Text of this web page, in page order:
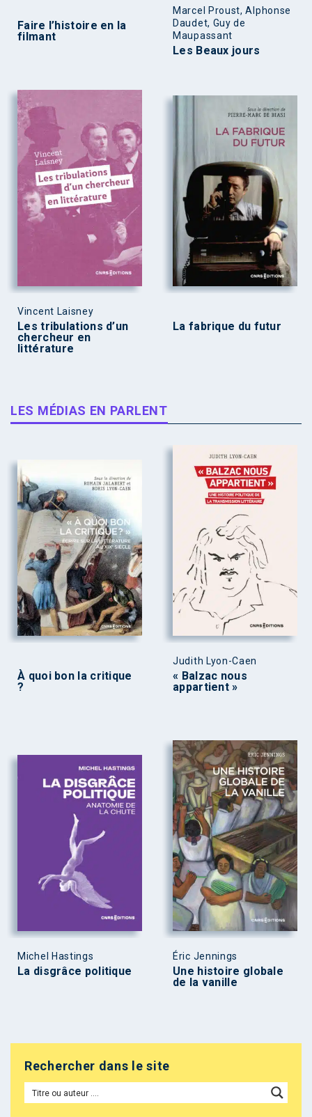
Faire l’histoire en la
filmant
Marcel Proust, Alphonse
Daudet, Guy de
Maupassant
Les Beaux jours
Vincent Laisney
Les tribulations d’un
chercheur en
littérature
La fabrique du futur
LES MÉDIAS EN PARLENT
À quoi bon la critique
?
Judith Lyon-Caen
« Balzac nous
appartient »
Michel Hastings
La disgrâce politique
Éric Jennings
Une histoire globale
de la vanille
Rechercher dans le site